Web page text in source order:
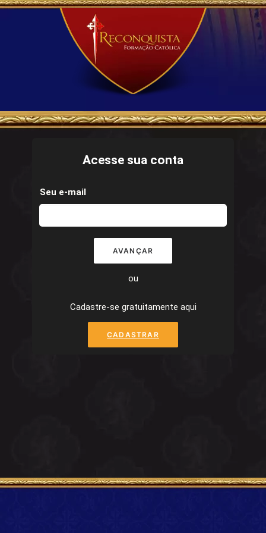
Acesse sua conta
Seu e-mail
AVANÇAR
ou
Cadastre-se gratuitamente aqui
CADASTRAR